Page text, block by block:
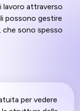
lavoro attraverso
possono gestire
che sono spesso
per vedere